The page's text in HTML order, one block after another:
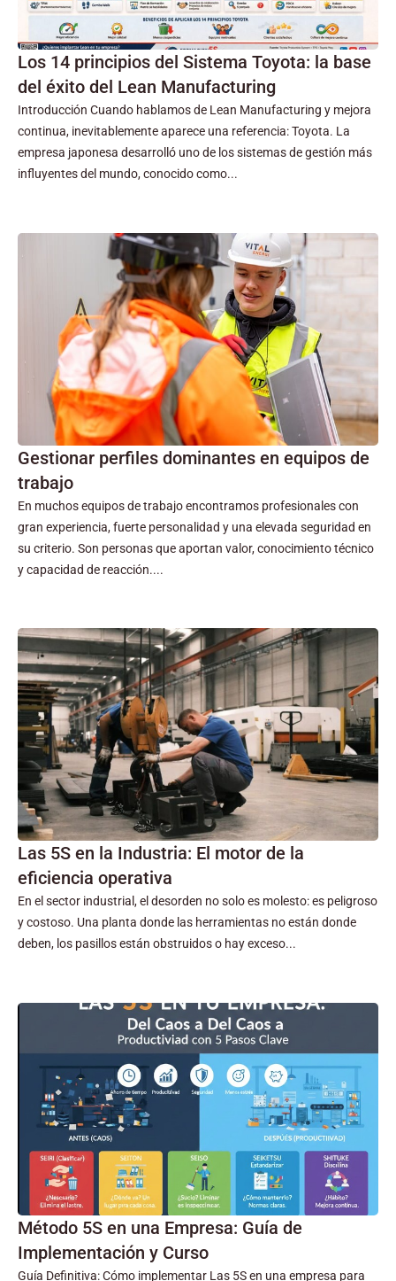
Los 14 principios del Sistema Toyota: la base
del éxito del Lean Manufacturing
Introducción Cuando hablamos de Lean Manufacturing y mejora
continua, inevitablemente aparece una referencia: Toyota. La
empresa japonesa desarrolló uno de los sistemas de gestión más
influyentes del mundo, conocido como...
Gestionar perfiles dominantes en equipos de
trabajo
En muchos equipos de trabajo encontramos profesionales con
gran experiencia, fuerte personalidad y una elevada seguridad en
su criterio. Son personas que aportan valor, conocimiento técnico
y capacidad de reacción....
Las 5S en la Industria: El motor de la
eficiencia operativa
En el sector industrial, el desorden no solo es molesto: es peligroso
y costoso. Una planta donde las herramientas no están donde
deben, los pasillos están obstruidos o hay exceso...
Método 5S en una Empresa: Guía de
Implementación y Curso
Guía Definitiva: Cómo implementar Las 5S en una empresa para